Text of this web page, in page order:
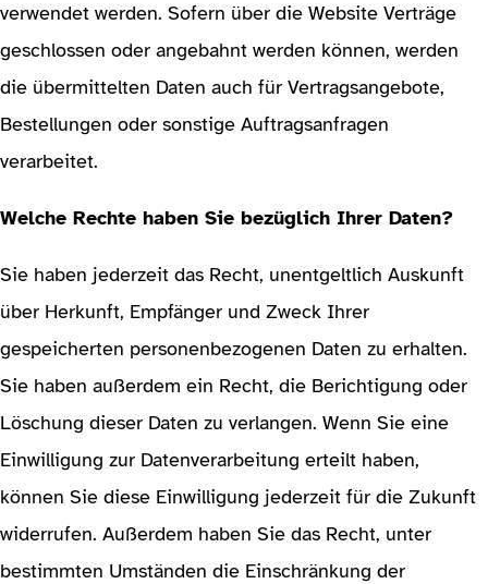
verwendet werden. Sofern über die Website Verträge
geschlossen oder angebahnt werden können, werden
die übermittelten Daten auch für Vertragsangebote,
Bestellungen oder sonstige Auftragsanfragen
verarbeitet.
Welche Rechte haben Sie bezüglich Ihrer Daten?
Sie haben jederzeit das Recht, unentgeltlich Auskunft
über Herkunft, Empfänger und Zweck Ihrer
gespeicherten personenbezogenen Daten zu erhalten.
Sie haben außerdem ein Recht, die Berichtigung oder
Löschung dieser Daten zu verlangen. Wenn Sie eine
Einwilligung zur Datenverarbeitung erteilt haben,
können Sie diese Einwilligung jederzeit für die Zukunft
widerrufen. Außerdem haben Sie das Recht, unter
bestimmten Umständen die Einschränkung der